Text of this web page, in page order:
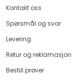
Kontakt oss
Spørsmål og svar
Levering
Retur og reklamasjon
Bestill prøver